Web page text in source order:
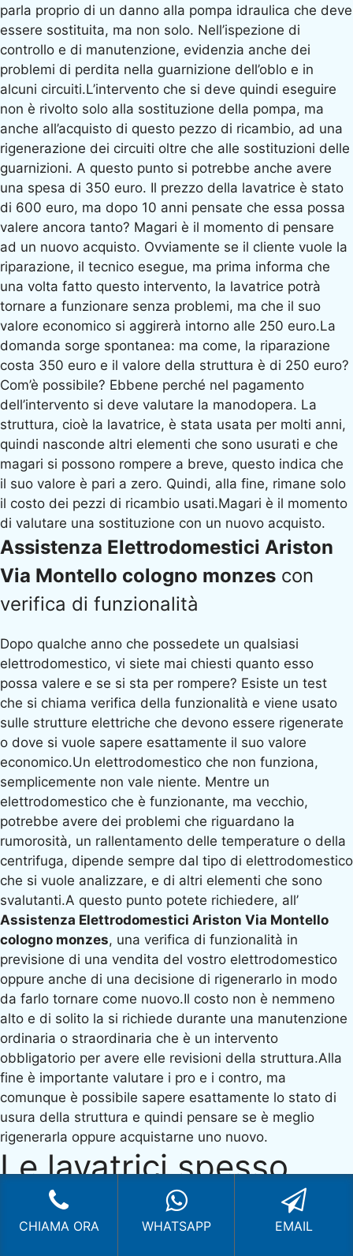
parla proprio di un danno alla pompa idraulica che deve
essere sostituita, ma non solo. Nell’ispezione di
controllo e di manutenzione, evidenzia anche dei
problemi di perdita nella guarnizione dell’oblo e in
alcuni circuiti.L’intervento che si deve quindi eseguire
non è rivolto solo alla sostituzione della pompa, ma
anche all’acquisto di questo pezzo di ricambio, ad una
rigenerazione dei circuiti oltre che alle sostituzioni delle
guarnizioni. A questo punto si potrebbe anche avere
una spesa di 350 euro. Il prezzo della lavatrice è stato
di 600 euro, ma dopo 10 anni pensate che essa possa
valere ancora tanto? Magari è il momento di pensare
ad un nuovo acquisto. Ovviamente se il cliente vuole la
riparazione, il tecnico esegue, ma prima informa che
una volta fatto questo intervento, la lavatrice potrà
tornare a funzionare senza problemi, ma che il suo
valore economico si aggirerà intorno alle 250 euro.La
domanda sorge spontanea: ma come, la riparazione
costa 350 euro e il valore della struttura è di 250 euro?
Com’è possibile? Ebbene perché nel pagamento
dell’intervento si deve valutare la manodopera. La
struttura, cioè la lavatrice, è stata usata per molti anni,
quindi nasconde altri elementi che sono usurati e che
magari si possono rompere a breve, questo indica che
il suo valore è pari a zero. Quindi, alla fine, rimane solo
il costo dei pezzi di ricambio usati.Magari è il momento
di valutare una sostituzione con un nuovo acquisto.
Assistenza Elettrodomestici Ariston
Via Montello cologno monzes con
verifica di funzionalità
Dopo qualche anno che possedete un qualsiasi
elettrodomestico, vi siete mai chiesti quanto esso
possa valere e se si sta per rompere? Esiste un test
che si chiama verifica della funzionalità e viene usato
sulle strutture elettriche che devono essere rigenerate
o dove si vuole sapere esattamente il suo valore
economico.Un elettrodomestico che non funziona,
semplicemente non vale niente. Mentre un
elettrodomestico che è funzionante, ma vecchio,
potrebbe avere dei problemi che riguardano la
rumorosità, un rallentamento delle temperature o della
centrifuga, dipende sempre dal tipo di elettrodomestico
che si vuole analizzare, e di altri elementi che sono
svalutanti.A questo punto potete richiedere, all’
Assistenza Elettrodomestici Ariston Via Montello
cologno monzes, una verifica di funzionalità in
previsione di una vendita del vostro elettrodomestico
oppure anche di una decisione di rigenerarlo in modo
da farlo tornare come nuovo.Il costo non è nemmeno
alto e di solito la si richiede durante una manutenzione
ordinaria o straordinaria che è un intervento
obbligatorio per avere elle revisioni della struttura.Alla
fine è importante valutare i pro e i contro, ma
comunque è possibile sapere esattamente lo stato di
usura della struttura e quindi pensare se è meglio
rigenerarla oppure acquistarne uno nuovo.
Le lavatrici spesso
nascondo problemi di
incuria
CHIAMA ORA WHATSAPP EMAIL